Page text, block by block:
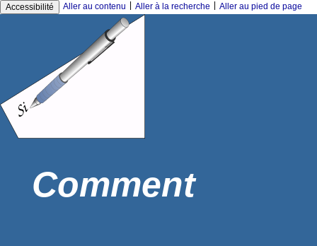
Accessibilité Aller au contenu Aller à la recherche Aller au pied de page
Comment